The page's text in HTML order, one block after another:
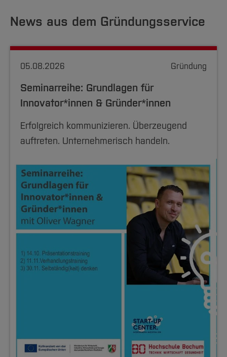
News aus dem Gründungsservice
05.08.2026 Gründung
Seminarreihe: Grundlagen für
Innovator*innen & Gründer*innen
Erfolgreich kommunizieren. Überzeugend
auftreten. Unternehmerisch handeln.